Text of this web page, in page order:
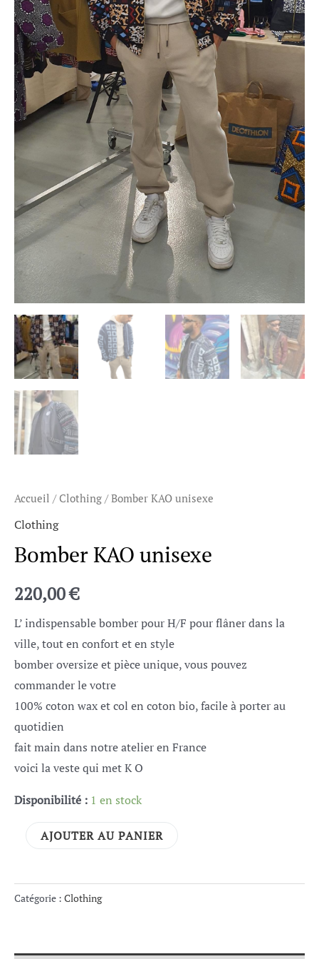
Accueil /Clothing / Bomber KAO unisexe
Clothing
Bomber KAO unisexe
220,00€
L’ indispensable bomber pour H/F pour flâner dans la
ville, tout en confort et en style
bomber oversize et pièce unique, vous pouvez
commander le votre
100% coton wax et col en coton bio, facile à porter au
quotidien
fait main dans notre atelier en France
voici la veste qui met K O
Disponibilité : 1 en stock
AJOUTER AU PANIER
Catégorie : Clothing